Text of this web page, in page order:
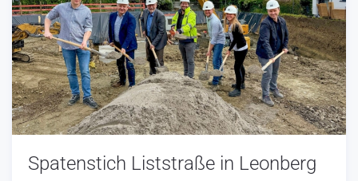
Spatenstich Liststraße in Leonberg